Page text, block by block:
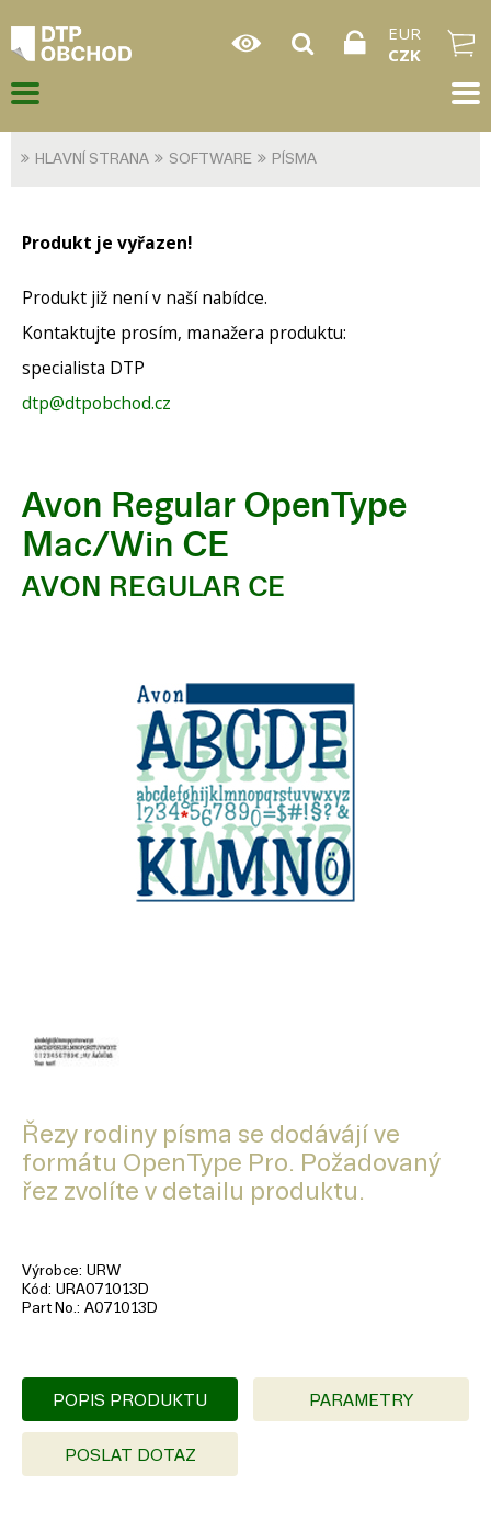
EUR
CZK
HLAVNÍ STRANA SOFTWARE PÍSMA
Produkt je vyřazen!
Produkt již není v naší nabídce.
Kontaktujte prosím, manažera produktu:
specialista DTP
dtp@dtpobchod.cz
Avon Regular OpenType
Mac/Win CE
AVON REGULAR CE
Řezy rodiny písma se dodávájí ve
formátu OpenType Pro. Požadovaný
řez zvolíte v detailu produktu.
Výrobce URW
Kód URA071013D
Part No. A071013D
POPIS PRODUKTU PARAMETRY
POSLAT DOTAZ